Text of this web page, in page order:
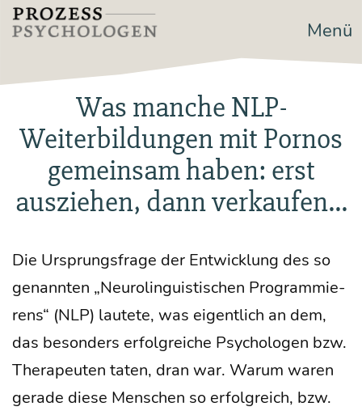
Zum
Inhalt
Prozesspsychologen Menü
Was manche NLP-
Weiterbildungen mit Pornos
gemeinsam haben: erst
ausziehen, dann verkaufen…
Die Ursprungs­fra­ge der Ent­wick­lung des so
genann­ten „Neu­ro­lin­gu­is­ti­schen Pro­gram­mie­
rens“ (NLP) lau­te­te, was eigent­lich an dem,
das beson­ders erfolg­rei­che Psy­cho­lo­gen bzw.
The­ra­peu­ten taten, dran war. War­um waren
gera­de die­se Men­schen so erfolg­reich, bzw.